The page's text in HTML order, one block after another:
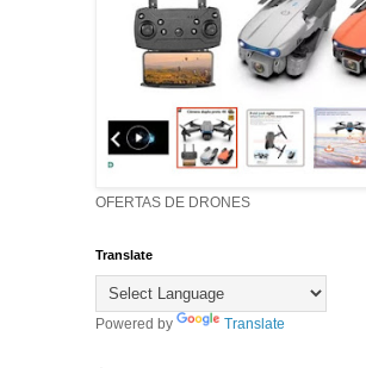
OFERTAS DE DRONES
Translate
Powered by Translate